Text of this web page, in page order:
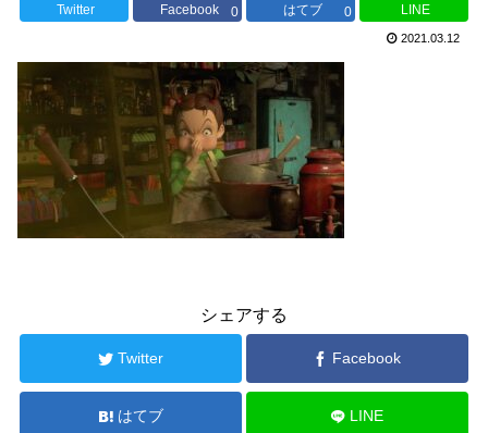
Twitter Facebook 0 はてブ 0 LINE
2021.03.12
シェアする
Twitter Facebook
はてブ LINE